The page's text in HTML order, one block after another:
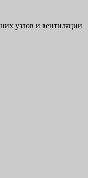
узлов и вентиляции